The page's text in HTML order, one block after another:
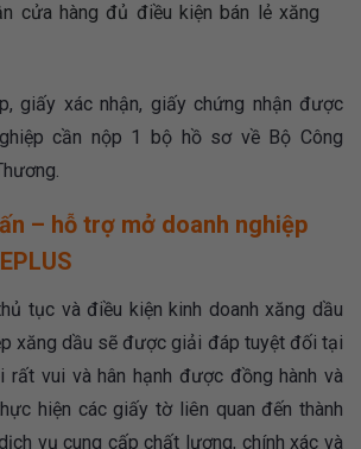
cửa hàng đủ điều kiện bán lẻ xăng
giấy xác nhận, giấy chứng nhận được
cần nộp 1 bộ hồ sơ về Bộ Công
– hỗ trợ mở doanh nghiệp
tục và điều kiện kinh doanh xăng dầu
xăng dầu sẽ được giải đáp tuyệt đối tại
rất vui và hân hạnh được đồng hành và
hiện các giấy tờ liên quan đến thành
vụ cung cấp chất lượng, chính xác và